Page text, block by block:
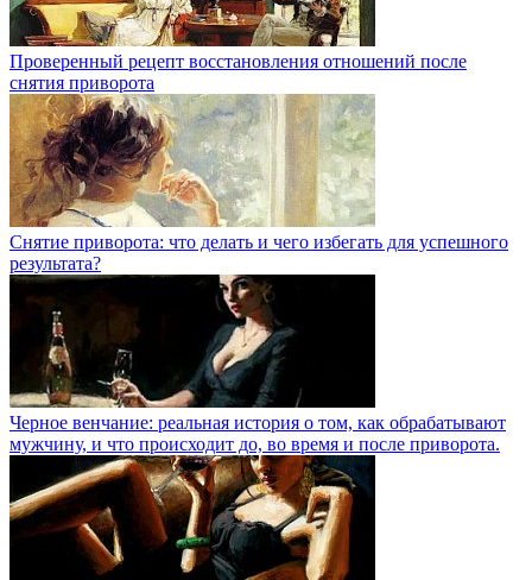
Проверенный рецепт восстановления отношений после
снятия приворота
Снятие приворота: что делать и чего избегать для успешного
результата?
Черное венчание: реальная история о том, как обрабатывают
мужчину, и что происходит до, во время и после приворота.